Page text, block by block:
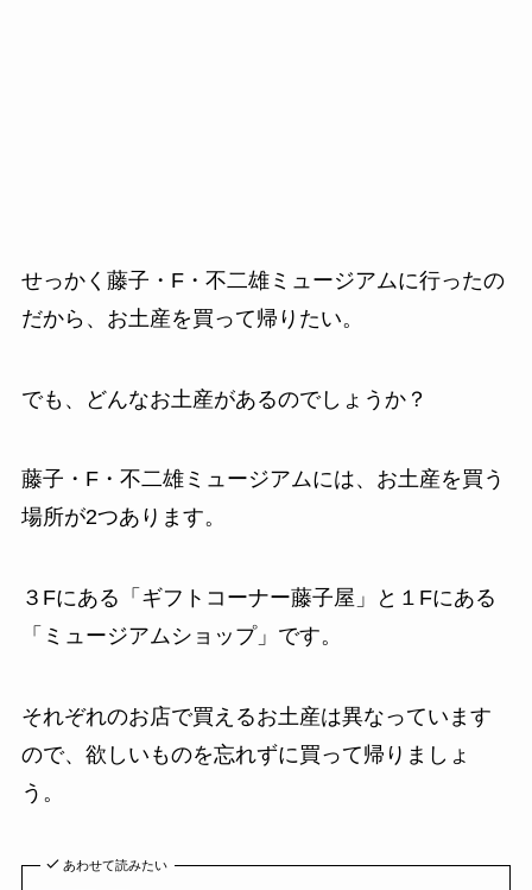
せっかく藤子・F・不二雄ミュージアムに行ったの
だから、お土産を買って帰りたい。
でも、どんなお土産があるのでしょうか？
藤子・F・不二雄ミュージアムには、お土産を買う
場所が2つあります。
３Fにある「ギフトコーナー藤子屋」と１Fにある
「ミュージアムショップ」です。
それぞれのお店で買えるお土産は異なっています
ので、欲しいものを忘れずに買って帰りましょ
う。
あわせて読みたい